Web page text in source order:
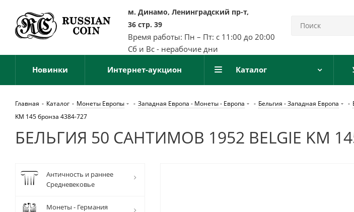
м. Динамо, Ленинградский пр-т,
36 стр. 39
Время работы: Пн – Пт: с 11:00 до 20:00
Сб и Вс - нерабочие дни
Новинки Интернет-аукцион Каталог
Главная - Каталог - Монеты Европы - Западная Европа - Монеты - Европа - Бельгия - Западная Европа -
KM 145 бронза 4384-727
БЕЛЬГИЯ 50 САНТИМОВ 1952 BELGIE KM
Античность и раннее
Средневековье
Монеты - Германия